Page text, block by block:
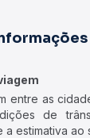
entre as
de
a estimativa ao